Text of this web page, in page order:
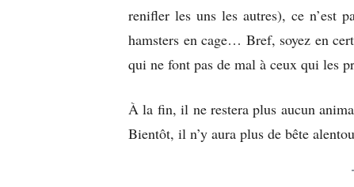
renifler les uns les autres), ce n’est
hamsters en cage… Bref, soyez en
qui ne font pas de mal à ceux qui les
À la fin, il ne restera plus aucun
Bientôt, il n’y aura plus de bête